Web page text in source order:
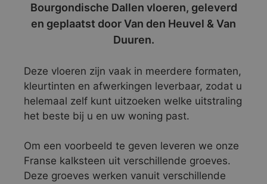
Bourgondische Dallen vloeren, geleverd
en geplaatst door Van den Heuvel & Van
Duuren.
Deze vloeren zijn vaak in meerdere formaten,
kleurtinten en afwerkingen leverbaar, zodat u
helemaal zelf kunt uitzoeken welke uitstraling
het beste bij u en uw woning past.
Om een voorbeeld te geven leveren we onze
Franse kalksteen uit verschillende groeves.
Deze groeves werken vanuit verschillende